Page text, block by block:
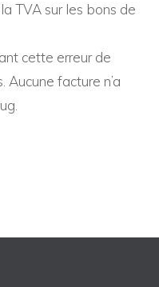
TVA sur les bons de
cette erreur de
Aucune facture n’a